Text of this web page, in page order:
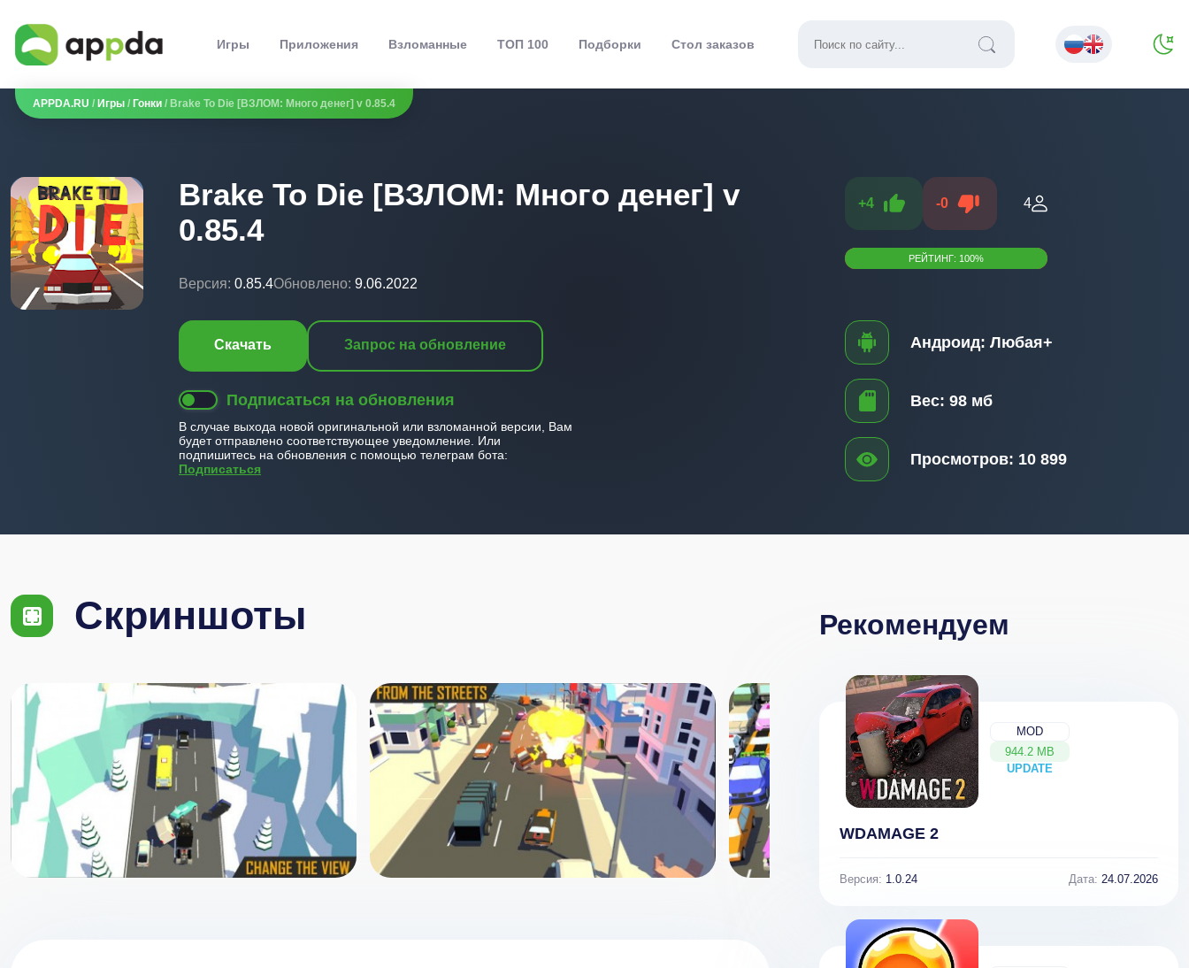
Игры Приложения Взломанные ТОП 100 Подборки Стол заказов
APPDA.RU / Игры / Гонки / Brake To Die [ВЗЛОМ: Много денег] v 0.85.4
Brake To Die [ВЗЛОМ: Много денег] v
0.85.4
Версия: 0.85.4Обновлено: 9.06.2022
Скачать Запрос на обновление
Подписаться на обновления
В случае выхода новой оригинальной или взломанной версии, Вам
будет отправлено соответствующее уведомление. Или
подпишитесь на обновления с помощью телеграм бота:
Подписаться
+4 -0 4
РЕЙТИНГ: 100%
Андроид: Любая+
Вес: 98 мб
Просмотров: 10 899
Скриншоты Рекомендуем
MOD
944.2 MB
UPDATE
NEW
WDAMAGE 2
Версия: 1.0.24 Дата: 24.07.2026